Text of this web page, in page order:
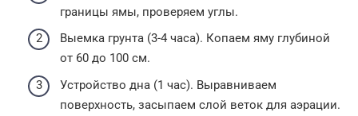
границы ямы, проверяем углы.
Выемка грунта (3-4 часа). Копаем яму глубиной
от 60 до 100 см.
Устройство дна (1 час). Выравниваем
поверхность, засыпаем слой веток для аэрации.